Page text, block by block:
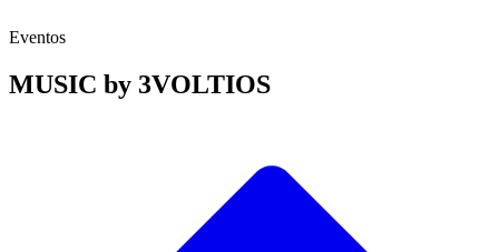
Eventos
MUSIC by 3VOLTIOS